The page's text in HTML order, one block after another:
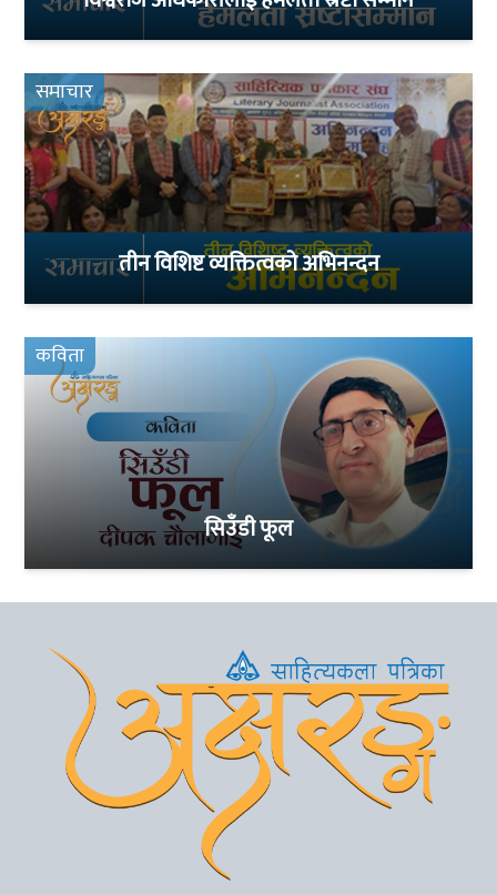
समाचार
तीन विशिष्ट व्यक्तित्वको अभिनन्दन
कविता
सिउँडी फूल